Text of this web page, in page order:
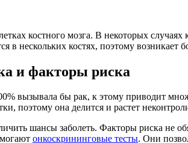
костного мозга. В некоторых
в нескольких костях, поэтому возникает
и факторы риска
вызывала бы рак, к этому приводит
поэтому она делится и растет
шансы заболеть. Факторы риска не
онкоскрининговые тесты. Они